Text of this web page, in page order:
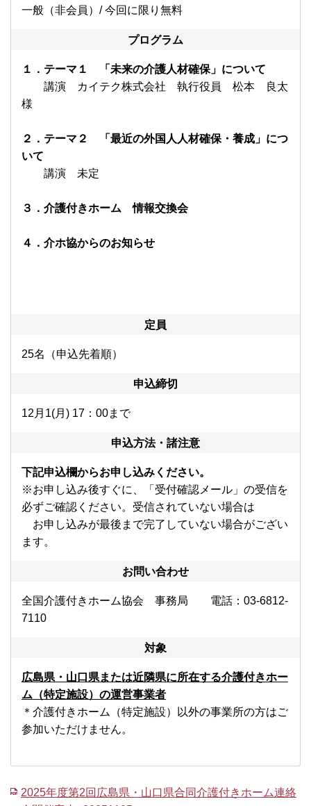
一般（非会員）/ 今回に限り無料
プログラム
１ ． テーマ１ 「未来の介護人材確保」について
講演 カイテク株式会社 執行役員 松本 良太
様
２ ． テーマ２ 「最近の外国人人材確保・養成」につ
いて
講演 未定
３ ． 介護付きホーム 情報交換会
４ ． 介ホ協からのお知らせ
定員
25名（申込先着順）
申込締切
12月1(月) 17：00まで
申込方法・諸注意
下記申込欄からお申し込みください。
※お申し込み後すぐに、「受付確認メール」の受信を
必ずご確認ください。受信されていない場合は
お申し込みが最後まで完了していない場合がござい
ます。
お問い合わせ
全国介護付きホーム協会 事務局 電話：03-6812-
7110
対象
広島県 ・山口県または近隣県に所在する介護付きホー
ム（特定施設）の運営事業者
＊介護付きホーム（特定施設）以外の事業所の方はご
参加いただけません。
2025年度第2回広島県・山口県合同介護付きホーム連絡